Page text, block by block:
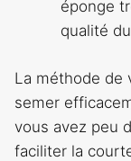
éponge
qualité
La méthode de
semer
vous avez peu
faciliter la